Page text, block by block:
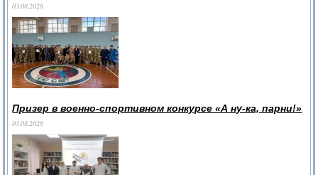
03.08.2026
Призер в военно-спортивном конкурсе «А ну-ка, парни!»
03.08.2026